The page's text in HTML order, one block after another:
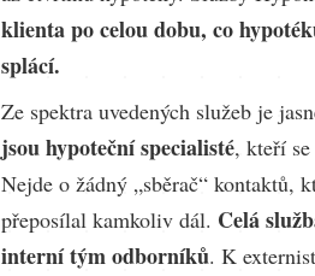
klienta po celou dobu, co
splácí.
Ze spektra uvedených služeb je
jsou hypoteční specialisté, kteří
Nejde o žádný „sběrač“ kontaktů,
přeposílal kamkoliv dál. Celá
interní tým odborníků. K